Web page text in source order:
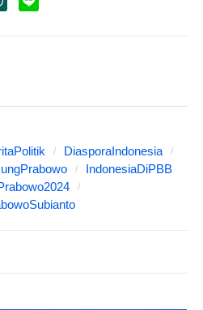
DiasporaIndonesia
IndonesiaDiPBB